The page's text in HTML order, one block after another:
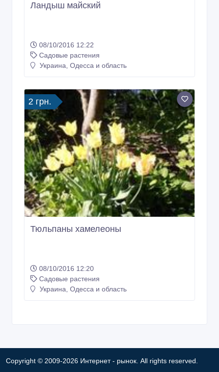
Ландыш майский
08/10/2016 12:22
Садовые растения
Украина, Одесса и область
2 грн.
Тюльпаны хамелеоны
08/10/2016 12:20
Садовые растения
Украина, Одесса и область
Copyright © 2009-2026 Интернет - рынок. All rights reserved.